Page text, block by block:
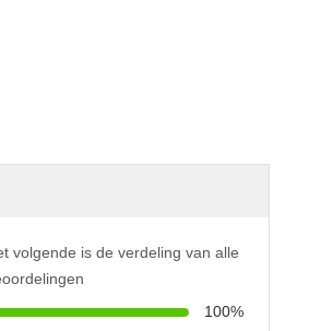
volgende is de verdeling van alle
100%